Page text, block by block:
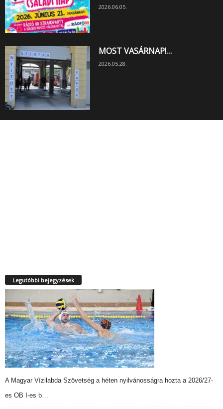
2026.06.05.
MOST VASÁRNAP!…
2026.05.28.
Legutóbbi bejegyzések
A Magyar Vízilabda Szövetség a héten nyilvánosságra hozta a 2026/27-
es OB I-es b…